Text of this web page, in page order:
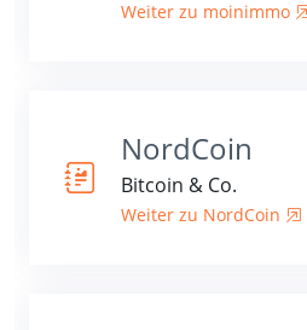
Weiter zu moinimmo
NordCoin
Bitcoin & Co.
Weiter zu NordCoin